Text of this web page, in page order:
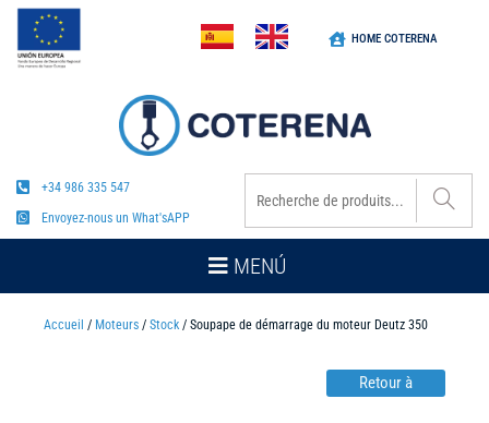
HOME COTERENA
+34 986 335 547
Envoyez-nous un What'sAPP
MENÚ
Accueil / Moteurs / Stock / Soupape de démarrage du moteur Deutz 350
Retour à